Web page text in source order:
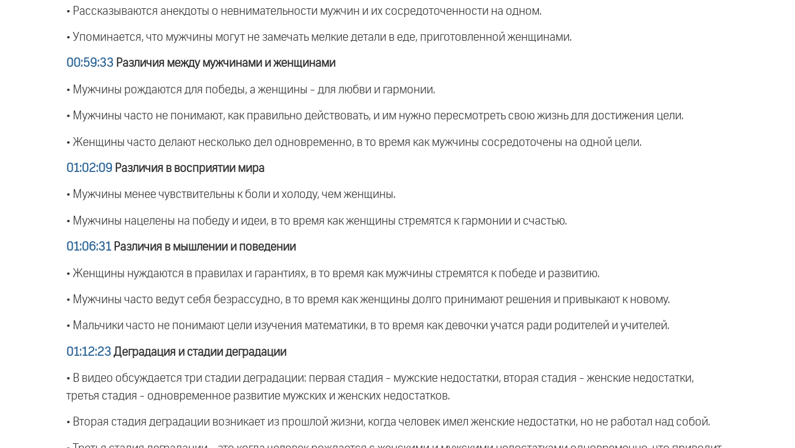
• Рассказываются анекдоты о невнимательности мужчин и их сосредоточенности на одном.
• Упоминается, что мужчины могут не замечать мелкие детали в еде, приготовленной женщинами.
00:59:33 Различия между мужчинами и женщинами
• Мужчины рождаются для победы, а женщины - для любви и гармонии.
• Мужчины часто не понимают, как правильно действовать, и им нужно пересмотреть свою жизнь для достижения цели.
• Женщины часто делают несколько дел одновременно, в то время как мужчины сосредоточены на одной цели.
01:02:09 Различия в восприятии мира
• Мужчины менее чувствительны к боли и холоду, чем женщины.
• Мужчины нацелены на победу и идеи, в то время как женщины стремятся к гармонии и счастью.
01:06:31 Различия в мышлении и поведении
• Женщины нуждаются в правилах и гарантиях, в то время как мужчины стремятся к победе и развитию.
• Мужчины часто ведут себя безрассудно, в то время как женщины долго принимают решения и привыкают к новому.
• Мальчики часто не понимают цели изучения математики, в то время как девочки учатся ради родителей и учителей.
01:12:23 Деградация и стадии деградации
• В видео обсуждается три стадии деградации: первая стадия - мужские недостатки, вторая стадия - женские недостатки,
третья стадия - одновременное развитие мужских и женских недостатков.
• Вторая стадия деградации возникает из прошлой жизни, когда человек имел женские недостатки, но не работал над собой.